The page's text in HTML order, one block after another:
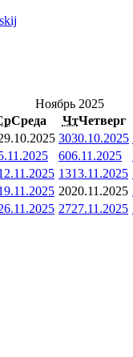
Ноябрь 2025
Среда ЧтЧетверг
3030.10.2025
606.11.2025
1313.11.2025
2020.11.2025
2727.11.2025